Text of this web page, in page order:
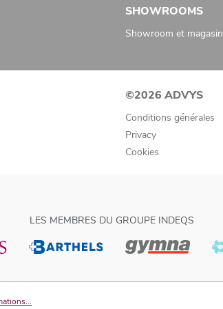
SHOWROOMS
Showroom et magasin
©2026 ADVYS
Conditions générales
Privacy
Cookies
LES MEMBRES DU GROUPE INDEQS